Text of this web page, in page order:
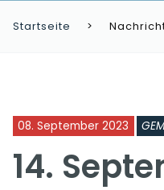
Startseite
08. September 2023
14.